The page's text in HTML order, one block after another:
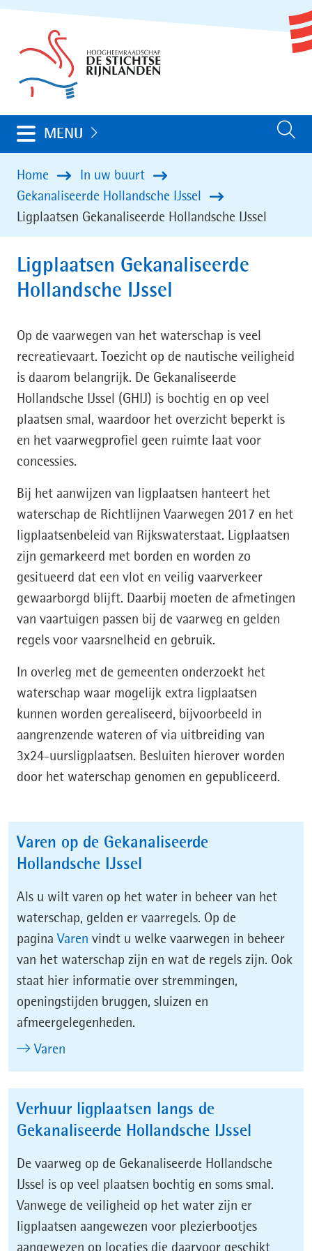
MENU Uitklappen Zoeken
Home
In uw buurt
Gekanaliseerde Hollandsche IJssel
Ligplaatsen Gekanaliseerde Hollandsche IJssel
Ligplaatsen Gekanaliseerde
Hollandsche IJssel
Op de vaarwegen van het waterschap is veel
recreatievaart. Toezicht op de nautische veiligheid
is daarom belangrijk. De Gekanaliseerde
Hollandsche IJssel (GHIJ) is bochtig en op veel
plaatsen smal, waardoor het overzicht beperkt is
en het vaarwegprofiel geen ruimte laat voor
concessies.
Bij het aanwijzen van ligplaatsen hanteert het
waterschap de Richtlijnen Vaarwegen 2017 en het
ligplaatsenbeleid van Rijkswaterstaat. Ligplaatsen
zijn gemarkeerd met borden en worden zo
gesitueerd dat een vlot en veilig vaarverkeer
gewaarborgd blijft. Daarbij moeten de afmetingen
van vaartuigen passen bij de vaarweg en gelden
regels voor vaarsnelheid en gebruik.
In overleg met de gemeenten onderzoekt het
waterschap waar mogelijk extra ligplaatsen
kunnen worden gerealiseerd, bijvoorbeeld in
aangrenzende wateren of via uitbreiding van
3x24-uursligplaatsen. Besluiten hierover worden
door het waterschap genomen en gepubliceerd.
Varen op de Gekanaliseerde
Hollandsche IJssel
Als u wilt varen op het water in beheer van het
waterschap, gelden er vaarregels. Op de
pagina Varen vindt u welke vaarwegen in beheer
van het waterschap zijn en wat de regels zijn. Ook
staat hier informatie over stremmingen,
openingstijden bruggen, sluizen en
afmeergelegenheden.
Varen
Verhuur ligplaatsen langs de
Gekanaliseerde Hollandsche IJssel
De vaarweg op de Gekanaliseerde Hollandsche
IJssel is op veel plaatsen bochtig en soms smal.
Vanwege de veiligheid op het water zijn er
ligplaatsen aangewezen voor plezierbootjes
aangewezen op locaties die daarvoor geschikt